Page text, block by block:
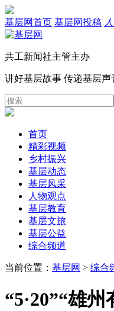
基层网首页 基层网投稿
共工新闻社主管主办
讲好基层故事 传递基层声
首页
精彩视频
乡村振兴
基层动态
基层风采
人物观点
基层教育
基层文旅
基层公益
综合频道
当前位置： 基层网 > 综合
“5·20”“雄